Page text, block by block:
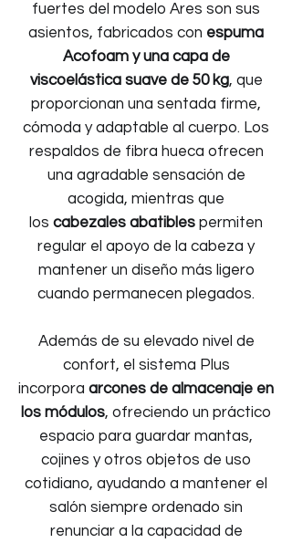
fuertes del modelo Ares son sus
asientos, fabricados con espuma
Acofoam y una capa de
viscoelástica suave de 50 kg, que
proporcionan una sentada firme,
cómoda y adaptable al cuerpo. Los
respaldos de fibra hueca ofrecen
una agradable sensación de
acogida, mientras que
los cabezales abatibles permiten
regular el apoyo de la cabeza y
mantener un diseño más ligero
cuando permanecen plegados.
Además de su elevado nivel de
confort, el sistema Plus
incorpora arcones de almacenaje en
los módulos, ofreciendo un práctico
espacio para guardar mantas,
cojines y otros objetos de uso
cotidiano, ayudando a mantener el
salón siempre ordenado sin
renunciar a la capacidad de